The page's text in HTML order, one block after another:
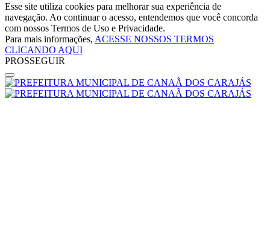
Esse site utiliza cookies para melhorar sua experiência de
navegação. Ao continuar o acesso, entendemos que você concorda
com nossos Termos de Uso e Privacidade.
Para mais informações, ACESSE NOSSOS TERMOS
CLICANDO AQUI
PROSSEGUIR